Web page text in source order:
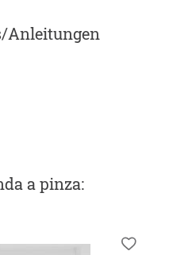
Anleitungen
a pinza: